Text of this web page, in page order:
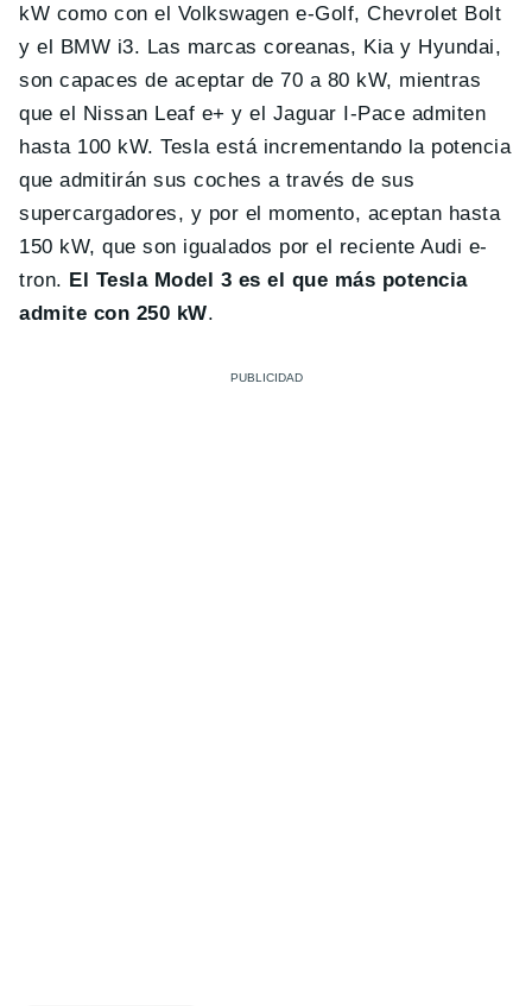
kW como con el Volkswagen e-Golf, Chevrolet Bolt
y el BMW i3. Las marcas coreanas, Kia y Hyundai,
son capaces de aceptar de 70 a 80 kW, mientras
que el Nissan Leaf e+ y el Jaguar I-Pace admiten
hasta 100 kW. Tesla está incrementando la potencia
que admitirán sus coches a través de sus
supercargadores, y por el momento, aceptan hasta
150 kW, que son igualados por el reciente Audi e-
tron. El Tesla Model 3 es el que más potencia
admite con 250 kW.